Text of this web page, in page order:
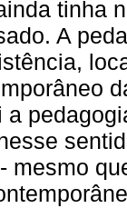
tinha
A
a
- mesmo